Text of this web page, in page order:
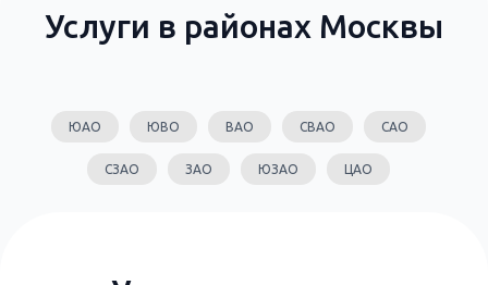
Услуги в районах Москвы
ЮАО ЮВО ВАО СВАО САО
СЗАО ЗАО ЮЗАО ЦАО